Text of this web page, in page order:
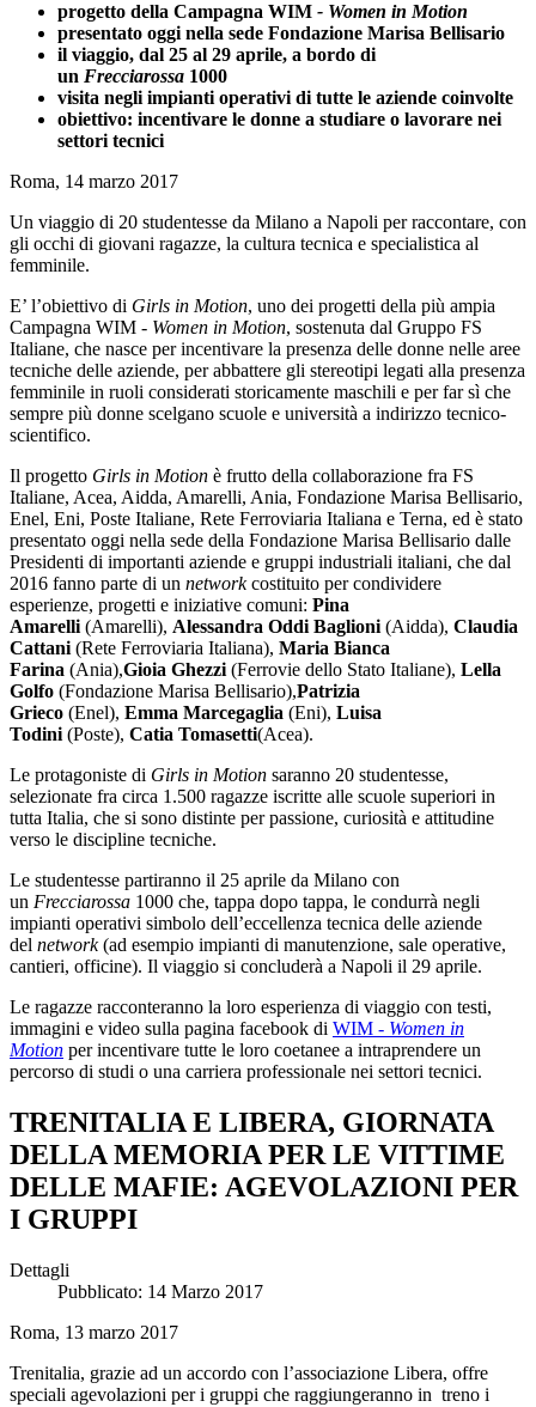
progetto della Campagna WIM - Women in Motion
presentato oggi nella sede Fondazione Marisa Bellisario
il viaggio, dal 25 al 29 aprile, a bordo di
un Frecciarossa 1000
visita negli impianti operativi di tutte le aziende coinvolte
obiettivo: incentivare le donne a studiare o lavorare nei
settori tecnici
Roma, 14 marzo 2017
Un viaggio di 20 studentesse da Milano a Napoli per raccontare, con
gli occhi di giovani ragazze, la cultura tecnica e specialistica al
femminile.
E’ l’obiettivo di Girls in Motion, uno dei progetti della più ampia
Campagna WIM - Women in Motion, sostenuta dal Gruppo FS
Italiane, che nasce per incentivare la presenza delle donne nelle aree
tecniche delle aziende, per abbattere gli stereotipi legati alla presenza
femminile in ruoli considerati storicamente maschili e per far sì che
sempre più donne scelgano scuole e università a indirizzo tecnico-
scientifico.
Il progetto Girls in Motion è frutto della collaborazione fra FS
Italiane, Acea, Aidda, Amarelli, Ania, Fondazione Marisa Bellisario,
Enel, Eni, Poste Italiane, Rete Ferroviaria Italiana e Terna, ed è stato
presentato oggi nella sede della Fondazione Marisa Bellisario dalle
Presidenti di importanti aziende e gruppi industriali italiani, che dal
2016 fanno parte di un network costituito per condividere
esperienze, progetti e iniziative comuni: Pina
Amarelli (Amarelli), Alessandra Oddi Baglioni (Aidda), Claudia
Cattani (Rete Ferroviaria Italiana), Maria Bianca
Farina (Ania),Gioia Ghezzi (Ferrovie dello Stato Italiane), Lella
Golfo (Fondazione Marisa Bellisario),Patrizia
Grieco (Enel), Emma Marcegaglia (Eni), Luisa
Todini (Poste), Catia Tomasetti(Acea).
Le protagoniste di Girls in Motion saranno 20 studentesse,
selezionate fra circa 1.500 ragazze iscritte alle scuole superiori in
tutta Italia, che si sono distinte per passione, curiosità e attitudine
verso le discipline tecniche.
Le studentesse partiranno il 25 aprile da Milano con
un Frecciarossa 1000 che, tappa dopo tappa, le condurrà negli
impianti operativi simbolo dell’eccellenza tecnica delle aziende
del network(ad esempio impianti di manutenzione, sale operative,
cantieri, officine). Il viaggio si concluderà a Napoli il 29 aprile.
Le ragazze racconteranno la loro esperienza di viaggio con testi,
immagini e video sulla pagina facebook di WIM - Women in
Motion per incentivare tutte le loro coetanee a intraprendere un
percorso di studi o una carriera professionale nei settori tecnici.
TRENITALIA E LIBERA, GIORNATA
DELLA MEMORIA PER LE VITTIME
DELLE MAFIE: AGEVOLAZIONI PER
I GRUPPI
Dettagli
Pubblicato: 14 Marzo 2017
Roma, 13 marzo 2017
Trenitalia, grazie ad un accordo con l’associazione Libera, offre
speciali agevolazioni per i gruppi che raggiungeranno in treno i